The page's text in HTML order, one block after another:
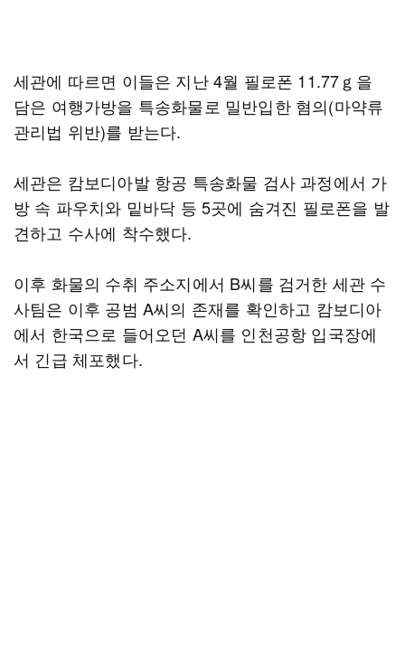
세관에 따르면 이들은 지난 4월 필로폰 11.77ｇ을
담은 여행가방을 특송화물로 밀반입한 혐의(마약류
관리법 위반)를 받는다.
세관은 캄보디아발 항공 특송화물 검사 과정에서 가
방 속 파우치와 밑바닥 등 5곳에 숨겨진 필로폰을 발
견하고 수사에 착수했다.
이후 화물의 수취 주소지에서 B씨를 검거한 세관 수
사팀은 이후 공범 A씨의 존재를 확인하고 캄보디아
에서 한국으로 들어오던 A씨를 인천공항 입국장에
서 긴급 체포했다.